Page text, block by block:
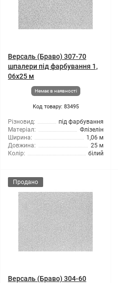
Версаль (Браво) 307-70
шпалери під фарбування 1,
06x25 м
Немає в наявності
Код товару: 83495
Різновид:
під фарбування
Матеріал:
Флізелін
Ширина:
1,06 м
Довжина:
25 м
Колір:
білий
Продано
Версаль (Браво) 304-60